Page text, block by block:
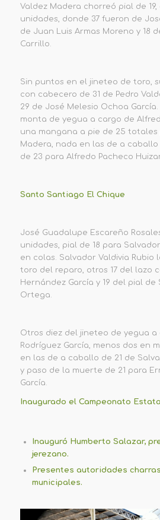
Valdez Madera chorreó pial de
unidades, donde 37 fueron de
de Juan Luis Armas Moreno y 18
Carrillo.
Sin puntos en el jineteo de toro,
con cabecero de 31 de Pedro
29 de José Melesio Ochoa
monta de yegua a cargo de
una mangana a pie de 25 totales
Madera, nada en las de a
de 23 para Alfredo Pacheco
Santo Santiago El Chique
José Guadalupe Escareño
unidades, pial de 18 para Salvador
en colas. Salvador Valdivia Rubio
toro del reparo, otros 17 del lazo
Hernández García y 19 del pial de
Ortega.
Otros diez del jineteo de yegua a
Rodríguez García, menos dos en
en las de a caballo de 21 de
y paso de la muerte de 21 para
García.
Inaugurado el Campeonato
Inauguró Humberto Salazar,
jerezano.
Presentes autoridades
municipales.